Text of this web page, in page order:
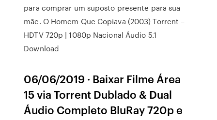
para comprar um suposto presente para sua
mãe. O Homem Que Copiava (2003) Torrent –
HDTV 720p | 1080p Nacional Áudio 5.1
Download
06/06/2019 · Baixar Filme Área
15 via Torrent Dublado & Dual
Áudio Completo BluRay 720p e